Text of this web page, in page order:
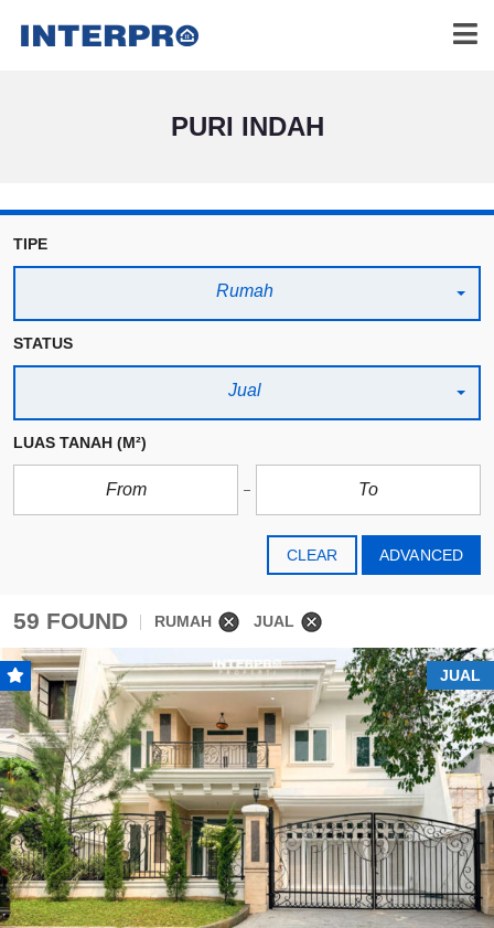
PURI INDAH
TIPE
Rumah
STATUS
Jual
LUAS TANAH (M²)
CLEAR ADVANCED
59 FOUND RUMAH JUAL
JUAL